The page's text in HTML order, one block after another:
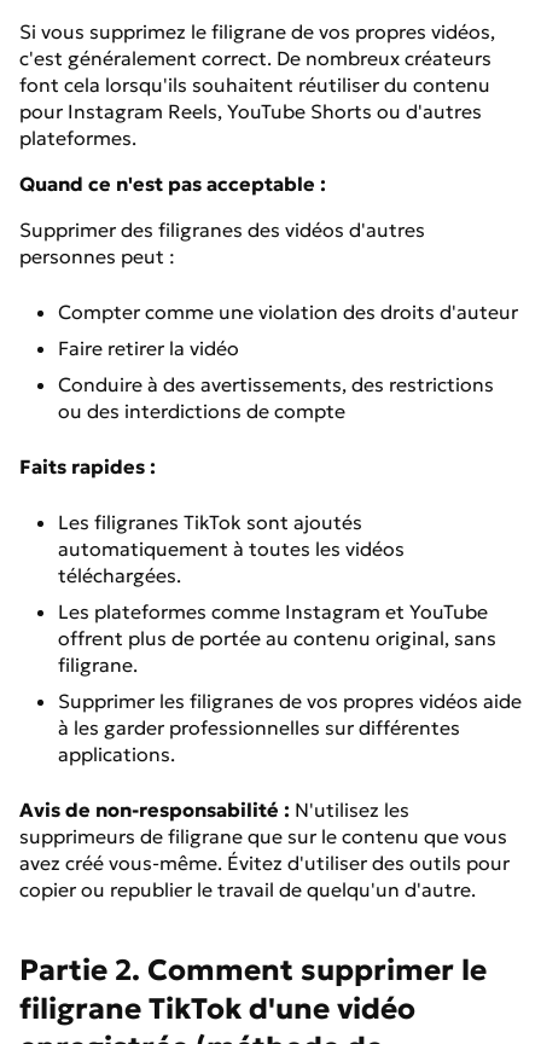
Si vous supprimez le filigrane de vos propres vidéos,
c'est généralement correct. De nombreux créateurs
font cela lorsqu'ils souhaitent réutiliser du contenu
pour Instagram Reels, YouTube Shorts ou d'autres
plateformes.
Quand ce n'est pas acceptable :
Supprimer des filigranes des vidéos d'autres
personnes peut :
Compter comme une violation des droits d'auteur
Faire retirer la vidéo
Conduire à des avertissements, des restrictions
ou des interdictions de compte
Faits rapides :
Les filigranes TikTok sont ajoutés
automatiquement à toutes les vidéos
téléchargées.
Les plateformes comme Instagram et YouTube
offrent plus de portée au contenu original, sans
filigrane.
Supprimer les filigranes de vos propres vidéos aide
à les garder professionnelles sur différentes
applications.
Avis de non-responsabilité : N'utilisez les
supprimeurs de filigrane que sur le contenu que vous
avez créé vous-même. Évitez d'utiliser des outils pour
copier ou republier le travail de quelqu'un d'autre.
Partie 2. Comment supprimer le
filigrane TikTok d'une vidéo